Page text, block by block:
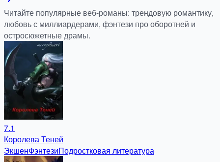
Читайте популярные веб-романы: трендовую романтику,
любовь с миллиардерами, фэнтези про оборотней и
остросюжетные драмы.
7.1
Королева Теней
ЭкшенФэнтезиПодростковая литература